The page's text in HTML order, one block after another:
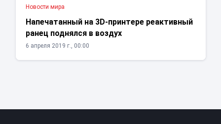
Новости мира
Напечатанный на 3D-принтере реактивный
ранец поднялся в воздух
6 апреля 2019 г., 00:00